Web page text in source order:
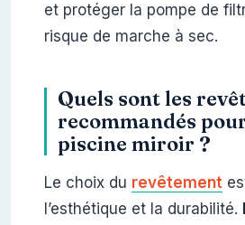
et protéger la pompe de
risque de marche à sec.
Quels sont les
recommandés
piscine miroir ?
Le choix du revêtement
l’esthétique et la durabilité.